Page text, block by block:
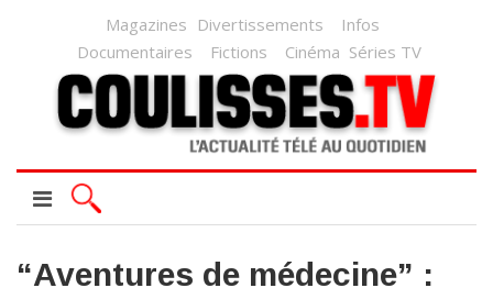
Magazines Divertissements
Infos
Documentaires
Fictions Cinéma Séries TV
“Aventures de médecine” :